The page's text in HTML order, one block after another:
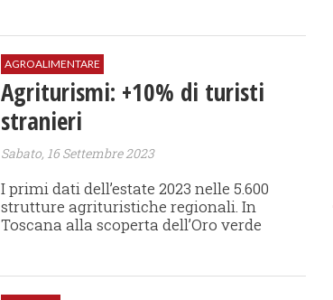
AGROALIMENTARE
Agriturismi: +10% di turisti
stranieri
Sabato, 16 Settembre 2023
I primi dati dell’estate 2023 nelle 5.600
strutture agrituristiche regionali. In
Toscana alla scoperta dell’Oro verde